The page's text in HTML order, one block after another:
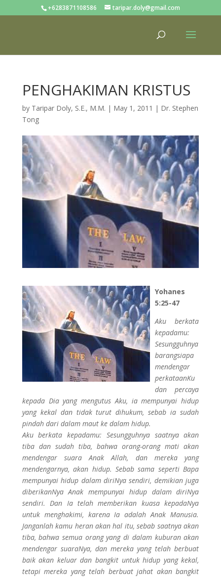
+6283871108586 taripar.doly@gmail.com
PENGHAKIMAN KRISTUS
by Taripar Doly, S.E., M.M. | May 1, 2011 | Dr. Stephen
Tong
Yohanes
5:25-47
Aku berkata
kepadamu:
Sesungguhnya
barangsiapa
mendengar
perkataanKu
dan percaya
kepada Dia yang mengutus Aku, ia mempunyai hidup
yang kekal dan tidak turut dihukum, sebab ia sudah
pindah dari dalam maut ke dalam hidup.
Aku berkata kepadamu: Sesungguhnya saatnya akan
tiba dan sudah tiba, bahwa orang-orang mati akan
mendengar suara Anak Allah, dan mereka yang
mendengarnya, akan hidup. Sebab sama seperti Bapa
mempunyai hidup dalam diriNya sendiri, demikian juga
diberikanNya Anak mempunyai hidup dalam diriNya
sendiri. Dan Ia telah memberikan kuasa kepadaNya
untuk menghakimi, karena Ia adalah Anak Manusia.
Janganlah kamu heran akan hal itu, sebab saatnya akan
tiba, bahwa semua orang yang di dalam kuburan akan
mendengar suaraNya, dan mereka yang telah berbuat
baik akan keluar dan bangkit untuk hidup yang kekal,
tetapi mereka yang telah berbuat jahat akan bangkit